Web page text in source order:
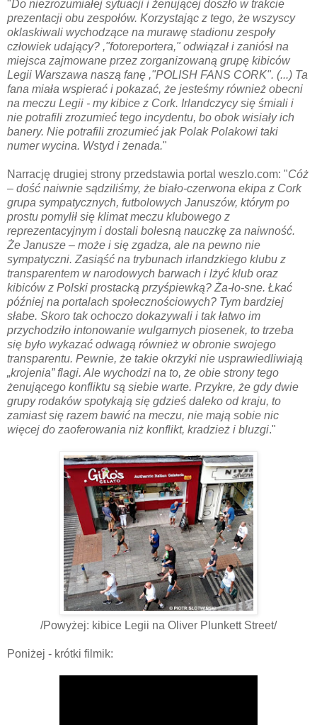
"Do niezrozumiałej sytuacji i żenującej doszło w trakcie
prezentacji obu zespołów. Korzystając z tego, że wszyscy
oklaskiwali wychodzące na murawę stadionu zespoły
człowiek udający? ,"fotoreportera," odwiązał i zaniósł na
miejsca zajmowane przez zorganizowaną grupę kibiców
Legii Warszawa naszą fanę ,"POLISH FANS CORK". (...) Ta
fana miała wspierać i pokazać, że jesteśmy również obecni
na meczu Legii - my kibice z Cork. Irlandczycy się śmiali i
nie potrafili zrozumieć tego incydentu, bo obok wisiały ich
banery. Nie potrafili zrozumieć jak Polak Polakowi taki
numer wycina. Wstyd i żenada."
Narrację drugiej strony przedstawia portal weszlo.com: "Cóż
– dość naiwnie sądziliśmy, że biało-czerwona ekipa z Cork
grupa sympatycznych, futbolowych Januszów, którym po
prostu pomylił się klimat meczu klubowego z
reprezentacyjnym i dostali bolesną nauczkę za naiwność.
Że Janusze – może i się zgadza, ale na pewno nie
sympatyczni. Zasiąść na trybunach irlandzkiego klubu z
transparentem w narodowych barwach i lżyć klub oraz
kibiców z Polski prostacką przyśpiewką? Ża-ło-sne. Łkać
później na portalach społecznościowych? Tym bardziej
słabe. Skoro tak ochoczo dokazywali i tak łatwo im
przychodziło intonowanie wulgarnych piosenek, to trzeba
się było wykazać odwagą również w obronie swojego
transparentu. Pewnie, że takie okrzyki nie usprawiedliwiają
„krojenia” flagi. Ale wychodzi na to, że obie strony tego
żenującego konfliktu są siebie warte. Przykre, że gdy dwie
grupy rodaków spotykają się gdzieś daleko od kraju, to
zamiast się razem bawić na meczu, nie mają sobie nic
więcej do zaoferowania niż konflikt, kradzież i bluzgi."
/Powyżej: kibice Legii na Oliver Plunkett Street/
Poniżej - krótki filmik: